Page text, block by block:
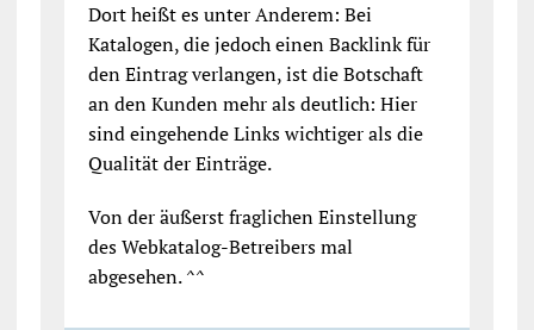
Dort heißt es unter Anderem: Bei
Katalogen, die jedoch einen Backlink für
den Eintrag verlangen, ist die Botschaft
an den Kunden mehr als deutlich: Hier
sind eingehende Links wichtiger als die
Qualität der Einträge.
Von der äußerst fraglichen Einstellung
des Webkatalog-Betreibers mal
abgesehen. ^^